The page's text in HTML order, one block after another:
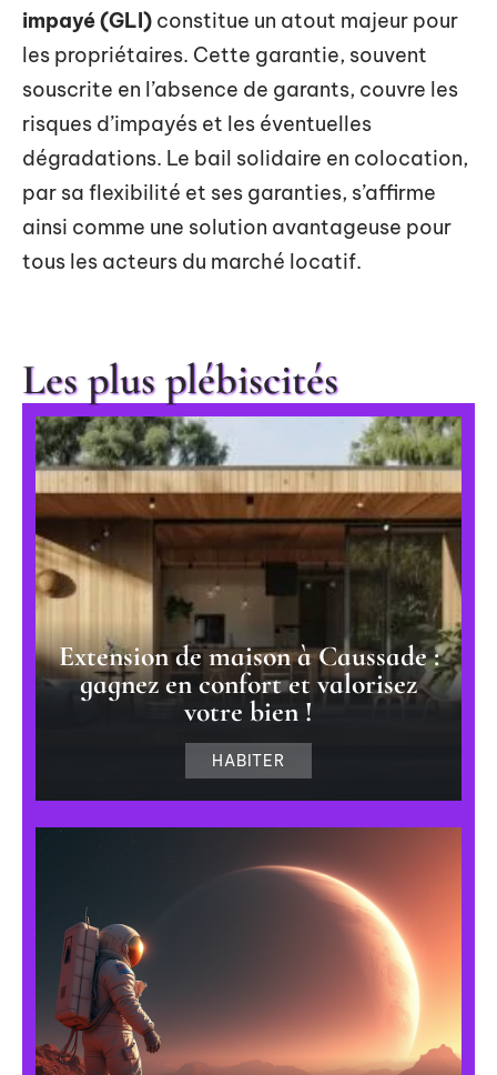
impayé (GLI) constitue un atout majeur pour
les propriétaires. Cette garantie, souvent
souscrite en l’absence de garants, couvre les
risques d’impayés et les éventuelles
dégradations. Le bail solidaire en colocation,
par sa flexibilité et ses garanties, s’affirme
ainsi comme une solution avantageuse pour
tous les acteurs du marché locatif.
Les plus plébiscités
Extension de maison à Caussade :
gagnez en confort et valorisez
votre bien !
HABITER